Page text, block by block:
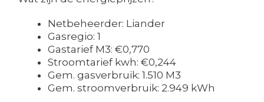
Netbeheerder: Liander
Gasregio: 1
Gastarief M3: €0,770
Stroomtarief kwh: €0,244
Gem. gasverbruik: 1.510 M3
Gem. stroomverbruik: 2.949 kWh